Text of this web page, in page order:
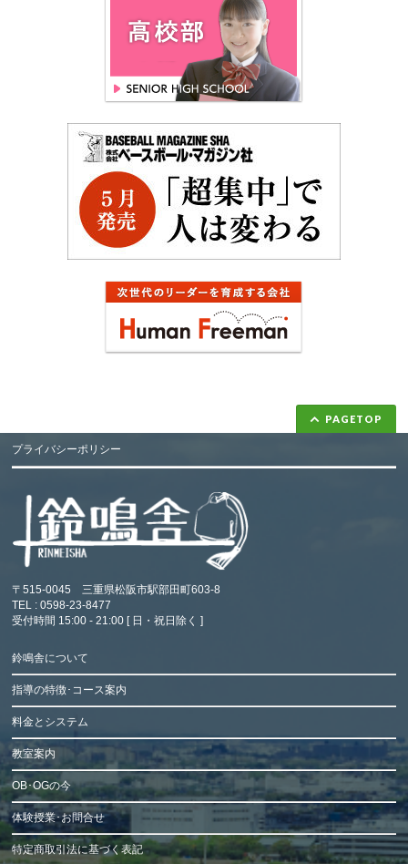
PAGETOP
プライバシーポリシー
〒515-0045 三重県松阪市駅部田町603-8
TEL : 0598-23-8477
受付時間 15:00 - 21:00 [ 日・祝日除く ]
鈴鳴舎について
指導の特徴･コース案内
料金とシステム
教室案内
OB･OGの今
体験授業･お問合せ
特定商取引法に基づく表記